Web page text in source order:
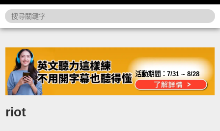
活動期間：7/31 ~ 8/28
riot